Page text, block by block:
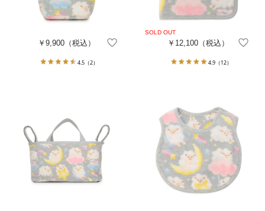
￥9,900 （税込）
4.5 （2）
￥12,100 （税込）
4.9（12）